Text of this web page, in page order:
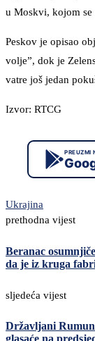
u Moskvi, kojom se
Peskov je opisao
volje”, dok je
vatre još jedan
Izvor: RTCG
PREUZMI
Ukrajina
prethodna vijest
Beranac
da je iz kruga
sljedeća vijest
Državljani